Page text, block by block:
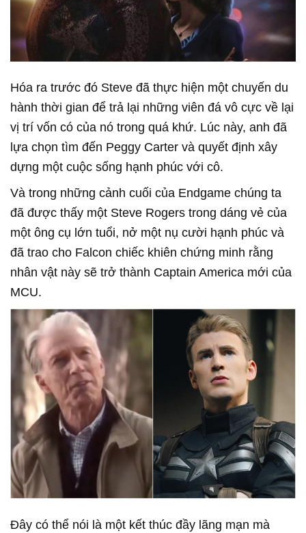
Hóa ra trước đó Steve đã thực hiện một chuyến du
hành thời gian để trả lại những viên đá vô cực về lại
vị trí vốn có của nó trong quá khứ. Lúc này, anh đã
lựa chọn tìm đến Peggy Carter và quyết định xây
dựng một cuộc sống hạnh phúc với cô.
Và trong những cảnh cuối của Endgame chúng ta
đã được thấy một Steve Rogers trong dáng vẻ của
một ông cụ lớn tuổi, nở một nụ cười hạnh phúc và
đã trao cho Falcon chiếc khiên chứng minh rằng
nhân vật này sẽ trở thành Captain America mới của
MCU.
Đây có thể nói là một kết thúc đầy lãng mạn mà